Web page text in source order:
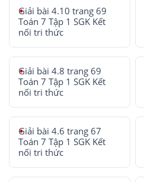
Giải bài 4.10 trang 69
Toán 7 Tập 1 SGK Kết
nối tri thức
Giải bài 4.8 trang 69
Toán 7 Tập 1 SGK Kết
nối tri thức
Giải bài 4.6 trang 67
Toán 7 Tập 1 SGK Kết
nối tri thức